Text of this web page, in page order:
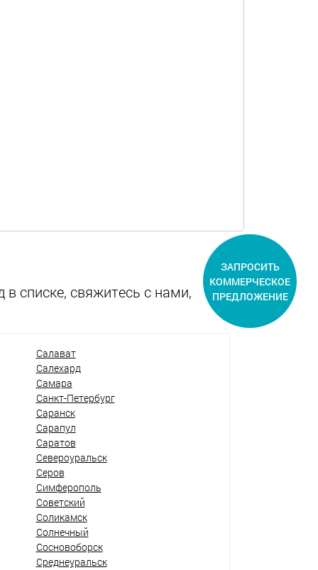
списке, свяжитесь с нами,
Салават
Салехард
Самара
Санкт-Петербург
Саранск
Сарапул
Саратов
Североуральск
Серов
Симферополь
Советский
Соликамск
Солнечный
Сосновоборск
Среднеуральск
ЗАПРОСИТЬ
КОММЕРЧЕСКОЕ
ПРЕДЛОЖЕНИЕ